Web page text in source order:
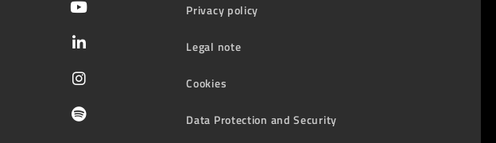
Privacy policy
Legal note
Cookies
Data Protection and Security